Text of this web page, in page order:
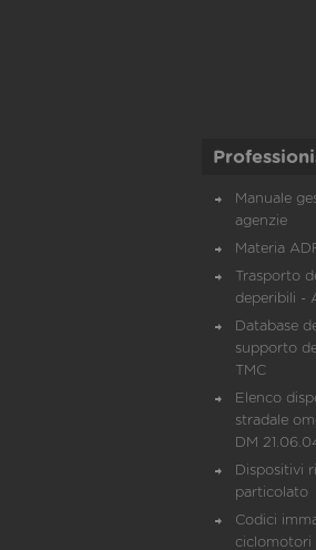
Manuale
agenzie
Materia
Trasporto
deperibili -
Database
supporto
TMC
Elenco
stradale
DM
Dispositivi
particolato
Codici
ciclomotori